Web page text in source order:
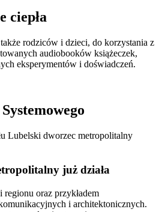
ciepła
rodziców i dzieci, do korzystania z
audiobooków książeczek,
eksperymentów i doświadczeń.
już działa
oraz przykładem
i architektonicznych.